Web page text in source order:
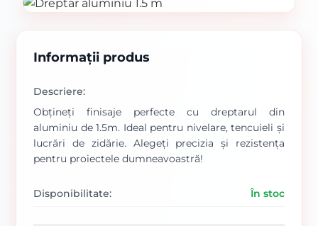
Informații produs
Descriere:
Obțineți finisaje perfecte cu dreptarul din
aluminiu de 1.5m. Ideal pentru nivelare, tencuieli și
lucrări de zidărie. Alegeți precizia și rezistența
pentru proiectele dumneavoastră!
Disponibilitate: În stoc